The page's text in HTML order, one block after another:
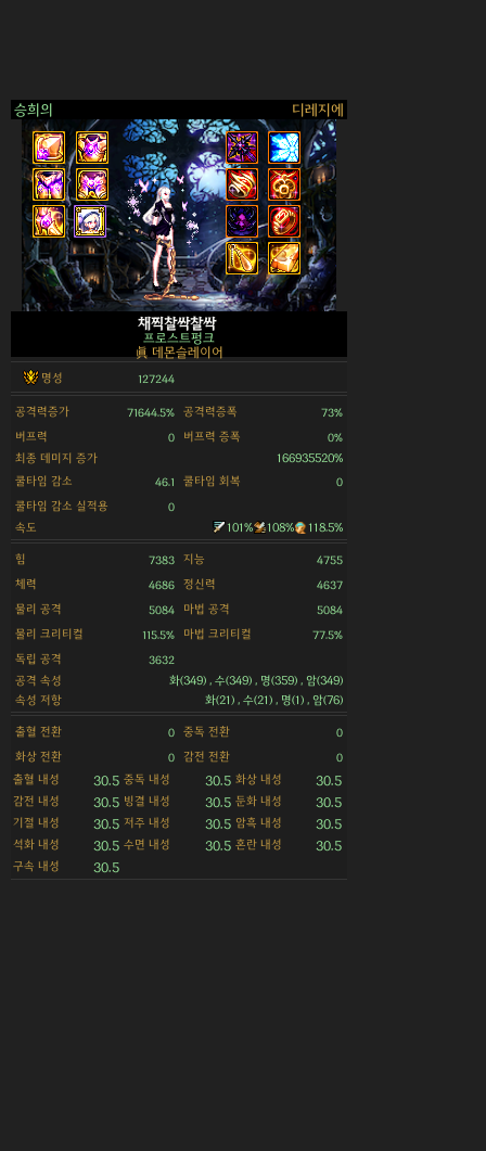
승희의 디레지에
>
채찍찰싹찰싹
프로스트펑크
眞 데몬슬레이어
명성 127244
공격력증가 71644.5% 공격력증폭 73%
버프력 0 버프력 증폭 0%
최종 데미지 증가
166935520%
쿨타임 감소
46.1 쿨타임 회복 0
쿨타임 감소 실적용 0
속도 101% 108% 118.5%
힘 7383 지능 4755
체력 4686 정신력 4637
물리 공격 5084 마법 공격 5084
물리 크리티컬 115.5% 마법 크리티컬 77.5%
독립 공격 3632
공격 속성
화(349) , 수(349) , 명(359) , 암(349)
속성 저항
화(21) , 수(21) , 명(1) , 암(76)
출혈 전환 0 중독 전환 0
화상 전환 0 감전 전환 0
출혈 내성 30.5 중독 내성 30.5 화상 내성 30.5
감전 내성 30.5 빙결 내성 30.5 둔화 내성 30.5
기절 내성 30.5 저주 내성 30.5 암흑 내성 30.5
석화 내성 30.5 수면 내성 30.5 혼란 내성 30.5
구속 내성 30.5